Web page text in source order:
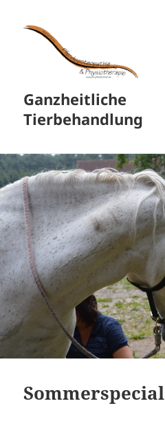
Ganzheitliche
Tierbehandlung
Sommerspecial